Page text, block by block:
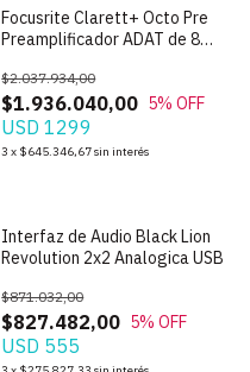
Focusrite Clarett+ Octo Pre
Preamplificador ADAT de 8
$1.936.040,00
$2.037.934,00
5% OFF
USD 1299
3 x $645.346,67sin interés
Interfaz de Audio Black Lion
Revolution 2x2 Analogica USB
$827.482,00
$871.032,00
5% OFF
USD 555